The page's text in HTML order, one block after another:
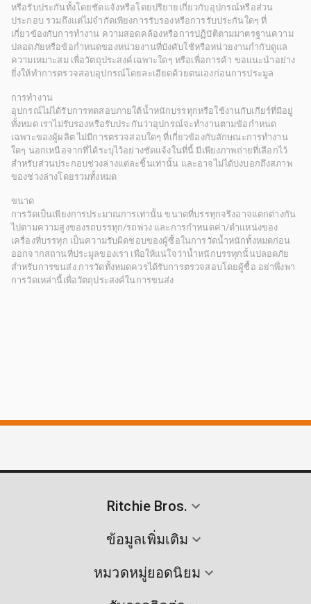
หรือรับประกันทั้งโดยชัดแจ้งหรือโดยปริยายเกี่ยวกับอุปกรณ์หรือส่วน
ประกอบ รวมถึงแต่ไม่จำกัดเพียงการรับรองหรือการรับประกันใดๆ ที่
เกี่ยวข้องกับการทำงาน ความสอดคล้องหรือการปฏิบัติตามมาตรฐานความ
ปลอดภัยหรือข้อกำหนดของหน่วยงานที่บังคับใช้หรือหน่วยงานกำกับดูแล
ความเหมาะสม เพื่อวัตถุประสงค์เฉพาะใดๆ หรือเพื่อการค้า ขอแนะนำอย่าง
ยิ่งให้ทำการตรวจสอบอุปกรณ์โดยละเอียดด้วยตนเองก่อนการประมูล
การทำงาน
อุปกรณ์ไม่ได้รับการทดสอบภายใต้น้ำหนักบรรทุกหรือใช้งานกับเกียร์ที่มีอยู่
ทั้งหมด เราไม่รับรองหรือรับประกันว่าอุปกรณ์จะทำงานตามข้อกำหนด
เฉพาะของผู้ผลิต ไม่มีการตรวจสอบใดๆ ที่เกี่ยวข้องกับลักษณะการทำงาน
ใดๆ นอกเหนือจากที่ได้ระบุไว้อย่างชัดแจ้งในที่นี้ มีเพียงภาพถ่ายที่เลือกไว้
สำหรับส่วนประกอบช่วงล่างแต่ละชิ้นเท่านั้น และอาจไม่ได้บ่งบอกถึงสภาพ
ของช่วงล่างโดยรวมทั้งหมด
ขนาด
การวัดเป็นเพียงการประมาณการเท่านั้น ขนาดที่บรรทุกจริงอาจแตกต่างกัน
ไปตามความสูงของรถบรรทุก/รถพ่วง และการกำหนดค่า/ตำแหน่งของ
เครื่องที่บรรทุก เป็นความรับผิดชอบของผู้ซื้อในการวัดน้ำหนักทั้งหมดก่อน
ออกจากสถานที่ประมูลของเรา เพื่อให้แน่ใจว่าน้ำหนักบรรทุกนั้นปลอดภัย
สำหรับการขนส่ง การวัดทั้งหมดควรได้รับการตรวจสอบโดยผู้ซื้อ อย่าพึ่งพา
การวัดเหล่านี้เพื่อวัตถุประสงค์ในการขนส่ง
Ritchie Bros.
ข้อมูลเพิ่มเติม
หมวดหมู่ยอดนิยม